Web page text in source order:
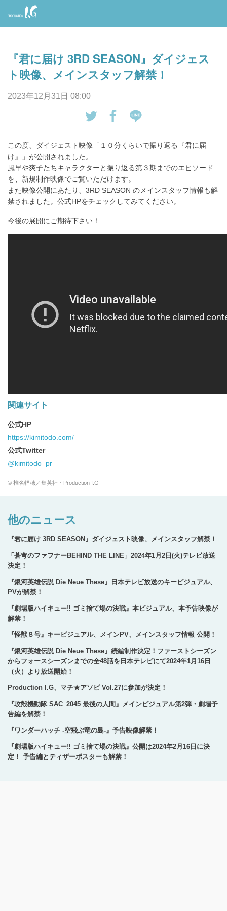
Prod
n I.G
『君に届け 3RD SEASON』ダイジェス
ト映像、メインスタッフ解禁！
2023年12月31日 08:00
る
ok
で
シ
ェ
送
この度、ダイジェスト映像「１０分くらいで振り返る『君に届
け』」が公開されました。
風早や爽子たちキャラクターと振り返る第３期までのエピソード
を、新規制作映像でご覧いただけます。
また映像公開にあたり、3RD SEASON のメインスタッフ情報も解
禁されました。公式HPをチェックしてみてください。
今後の展開にご期待下さい！
関連サイト
公式HP
https://kimitodo.com/
公式Twitter
@kimitodo_pr
© 椎名軽穂／集英社・Production I.G
他のニュース
『君に届け 3RD SEASON』ダイジェスト映像、メインスタッフ解禁！
「蒼穹のファフナーBEHIND THE LINE」2024年1月2日(火)テレビ放送
決定！
『銀河英雄伝説 Die Neue These』日本テレビ放送のキービジュアル、
PVが解禁！
『劇場版ハイキュー‼ ゴミ捨て場の決戦』本ビジュアル、本予告映像が
解禁！
『怪獣８号』キービジュアル、メインPV、メインスタッフ情報 公開！
『銀河英雄伝説 Die Neue These』続編制作決定！ファーストシーズン
からフォースシーズンまでの全48話を日本テレビにて2024年1月16日
（火）より放送開始！
Production I.G、マチ★アソビ Vol.27に参加が決定！
『攻殻機動隊 SAC_2045 最後の人間』メインビジュアル第2弾・劇場予
告編を解禁！
『ワンダーハッチ -空飛ぶ竜の島-』予告映像解禁！
『劇場版ハイキュー‼ ゴミ捨て場の決戦』公開は2024年2月16日に決
定！ 予告編とティザーポスターも解禁！